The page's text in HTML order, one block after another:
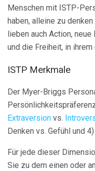
Menschen mit ISTP-
haben, alleine zu
lieben auch Action,
und die Freiheit, in
ISTP Merkmale
Der Myer-Briggs
Extraversion vs.
Denken vs. Gefühl und
Für jede dieser
Sie zu dem einen oder